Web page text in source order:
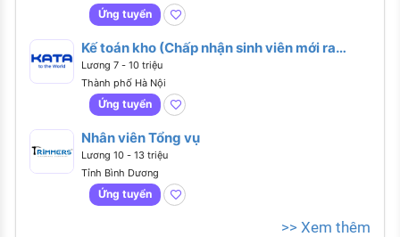
Ứng tuyển
Kế toán kho (Chấp nhận sinh viên mới ra
trường)
Lương 7 - 10 triệu
Thành phố Hà Nội
Ứng tuyển
Nhân viên Tổng vụ
Lương 10 - 13 triệu
Tỉnh Bình Dương
Ứng tuyển
>> Xem thêm